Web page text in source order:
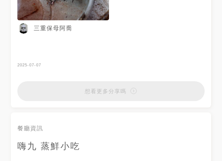
三重保母阿喬
2025-07-07
想看更多分享嗎
餐廳資訊
嗨九 蒸鮮小吃